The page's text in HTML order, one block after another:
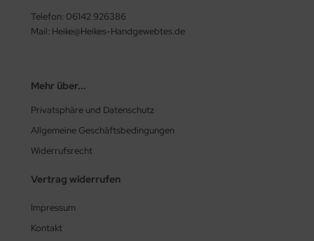
Telefon: 06142 926386
Mail: Heike@Heikes-Handgewebtes.de
Mehr über...
Privatsphäre und Datenschutz
Allgemeine Geschäftsbedingungen
Widerrufsrecht
Vertrag widerrufen
Impressum
Kontakt